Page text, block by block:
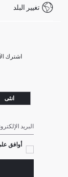
شروط المنافسة
Call Center 19782
تغيير البلد
اشترك
انثى
البريد
أوافق